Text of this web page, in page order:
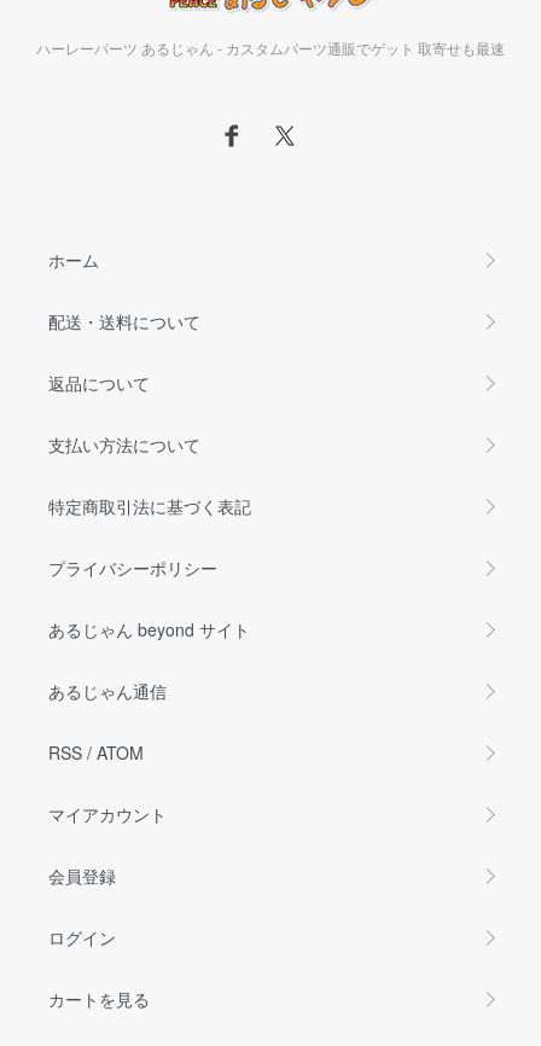
ハーレーパーツ あるじゃん - カスタムパーツ通販でゲット 取寄せも最速
ホーム
配送・送料について
返品について
支払い方法について
特定商取引法に基づく表記
プライバシーポリシー
あるじゃん beyond サイト
あるじゃん通信
RSS / ATOM
マイアカウント
会員登録
ログイン
カートを見る